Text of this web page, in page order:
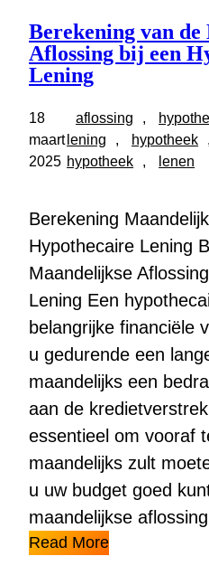
Berekening van
Aflossing bij een
Lening
18
maart
2025
aflossing ,
lening
, hypotheek ,
hypotheek
, lenen
Berekening
Hypothecaire Lening
Maandelijkse
Lening Een
belangrijke financiële
u gedurende een
maandelijks een
aan de
essentieel om vooraf
maandelijks zult
u uw budget goed
maandelijkse
Read More